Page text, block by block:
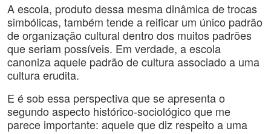
A escola, produto dessa mesma dinâmica de trocas
simbólicas, também tende a reificar um único padrão
de organização cultural dentro dos muitos padrões
que seriam possíveis. Em verdade, a escola
canoniza aquele padrão de cultura associado a uma
cultura erudita.
E é sob essa perspectiva que se apresenta o
segundo aspecto histórico-sociológico que me
parece importante: aquele que diz respeito a uma